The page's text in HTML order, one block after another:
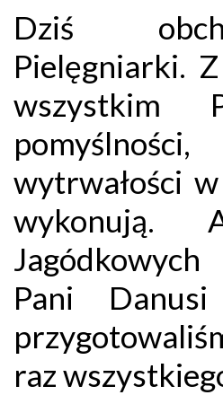
Dziś
Pielęgniarki.
wszystkim
wytrwałości
wykonują.
Pani
raz